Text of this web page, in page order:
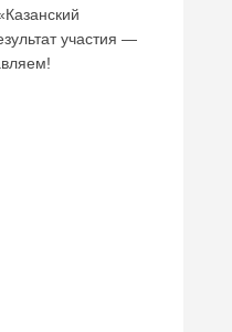
участия —